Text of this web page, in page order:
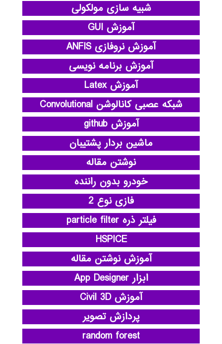
شبیه سازی مولکولی
آموزش GUI
آموزش نروفازی ANFIS
آموزش برنامه نویسی
آموزش Latex
شبکه عصبی کانالوشن Convolutional
آموزش github
ماشین بردار پشتیبان
نوشتن مقاله
خودرو بدون راننده
فازی نوع 2
فیلتر ذره particle filter
HSPICE
آموزش نوشتن مقاله
ابزار App Designer
آموزش Civil 3D
پردازش تصویر
random forest